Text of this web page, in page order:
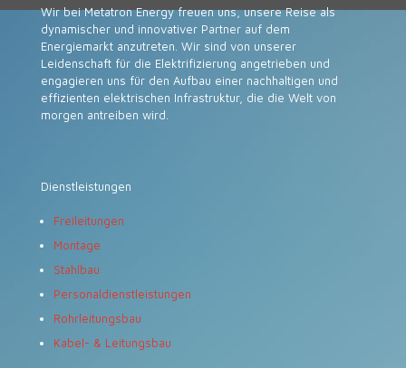
Wir bei Metatron Energy freuen uns, unsere Reise als
dynamischer und innovativer Partner auf dem
Energiemarkt anzutreten. Wir sind von unserer
Leidenschaft für die Elektrifizierung angetrieben und
engagieren uns für den Aufbau einer nachhaltigen und
effizienten elektrischen Infrastruktur, die die Welt von
morgen antreiben wird.
Dienstleistungen
Freileitungen
Montage
Stahlbau
Personaldienstleistungen
Rohrleitungsbau
Kabel- & Leitungsbau